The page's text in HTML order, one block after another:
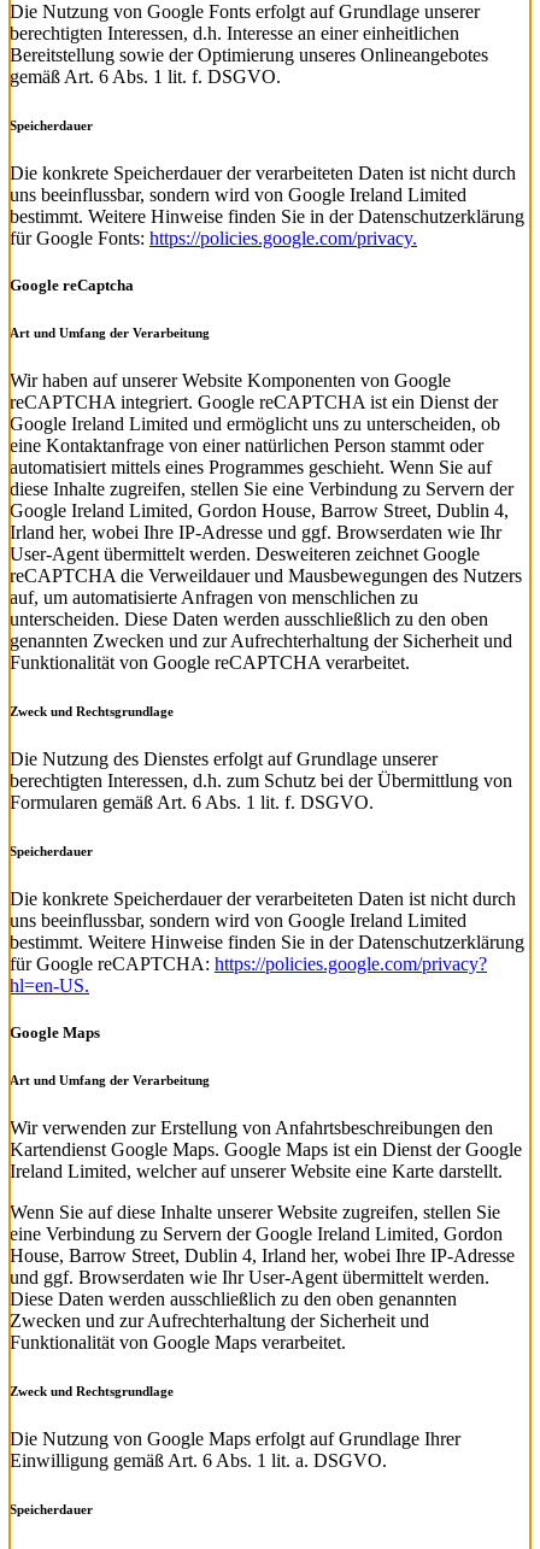
Die Nutzung von Google Fonts erfolgt auf Grundlage unserer
berechtigten Interessen, d.h. Interesse an einer einheitlichen
Bereitstellung sowie der Optimierung unseres Onlineangebotes
gemäß Art. 6 Abs. 1 lit. f. DSGVO.
Speicherdauer
Die konkrete Speicherdauer der verarbeiteten Daten ist nicht durch
uns beeinflussbar, sondern wird von Google Ireland Limited
bestimmt. Weitere Hinweise finden Sie in der Datenschutzerklärung
für Google Fonts: https://policies.google.com/privacy.
Google reCaptcha
Art und Umfang der Verarbeitung
Wir haben auf unserer Website Komponenten von Google
reCAPTCHA integriert. Google reCAPTCHA ist ein Dienst der
Google Ireland Limited und ermöglicht uns zu unterscheiden, ob
eine Kontaktanfrage von einer natürlichen Person stammt oder
automatisiert mittels eines Programmes geschieht. Wenn Sie auf
diese Inhalte zugreifen, stellen Sie eine Verbindung zu Servern der
Google Ireland Limited, Gordon House, Barrow Street, Dublin 4,
Irland her, wobei Ihre IP-Adresse und ggf. Browserdaten wie Ihr
User-Agent übermittelt werden. Desweiteren zeichnet Google
reCAPTCHA die Verweildauer und Mausbewegungen des Nutzers
auf, um automatisierte Anfragen von menschlichen zu
unterscheiden. Diese Daten werden ausschließlich zu den oben
genannten Zwecken und zur Aufrechterhaltung der Sicherheit und
Funktionalität von Google reCAPTCHA verarbeitet.
Zweck und Rechtsgrundlage
Die Nutzung des Dienstes erfolgt auf Grundlage unserer
berechtigten Interessen, d.h. zum Schutz bei der Übermittlung von
Formularen gemäß Art. 6 Abs. 1 lit. f. DSGVO.
Speicherdauer
Die konkrete Speicherdauer der verarbeiteten Daten ist nicht durch
uns beeinflussbar, sondern wird von Google Ireland Limited
bestimmt. Weitere Hinweise finden Sie in der Datenschutzerklärung
für Google reCAPTCHA: https://policies.google.com/privacy?
hl=en-US.
Google Maps
Art und Umfang der Verarbeitung
Wir verwenden zur Erstellung von Anfahrtsbeschreibungen den
Kartendienst Google Maps. Google Maps ist ein Dienst der Google
Ireland Limited, welcher auf unserer Website eine Karte darstellt.
Wenn Sie auf diese Inhalte unserer Website zugreifen, stellen Sie
eine Verbindung zu Servern der Google Ireland Limited, Gordon
House, Barrow Street, Dublin 4, Irland her, wobei Ihre IP-Adresse
und ggf. Browserdaten wie Ihr User-Agent übermittelt werden.
Diese Daten werden ausschließlich zu den oben genannten
Zwecken und zur Aufrechterhaltung der Sicherheit und
Funktionalität von Google Maps verarbeitet.
Zweck und Rechtsgrundlage
Die Nutzung von Google Maps erfolgt auf Grundlage Ihrer
Einwilligung gemäß Art. 6 Abs. 1 lit. a. DSGVO.
Speicherdauer